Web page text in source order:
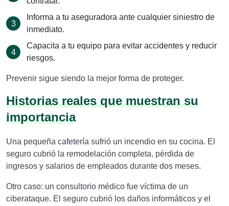
Informa a tu aseguradora ante cualquier siniestro de
inmediato.
Capacita a tu equipo para evitar accidentes y reducir
riesgos.
Prevenir sigue siendo la mejor forma de proteger.
Historias reales que muestran su
importancia
Una pequeña cafetería sufrió un incendio en su cocina. El
seguro cubrió la remodelación completa, pérdida de
ingresos y salarios de empleados durante dos meses.
Otro caso: un consultorio médico fue víctima de un
ciberataque. El seguro cubrió los daños informáticos y el